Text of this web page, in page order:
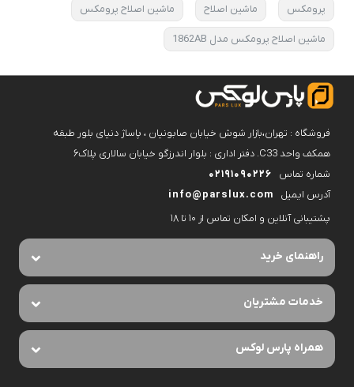
پرومکس ماشین اصلاح ماشین اصلاح پرومکس
ماشین اصلاح پرومکس مدل 1862AB
فروشگاه : تهران،بازار شوش خیابان صابونیان ، پاساژ دنیای بلور طبقه
همکف واحد C33. دفتر اداری : بلوار اندرزگو خیابان سالاری پلاک۶
شماره تماس
02191090226
آدرس ایمیل
info@parslux.com
پشتیبانی آنلاین و امکان تماس از ۱۰ تا ۱۸
راهنمای خرید
خدمات مشتریان
همراه پارس لوکس